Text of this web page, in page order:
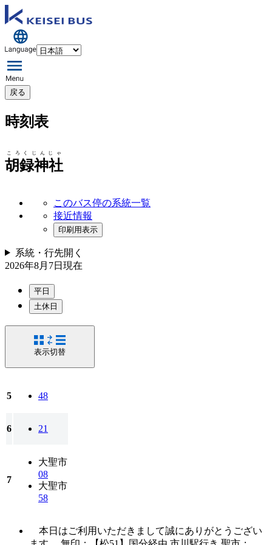
戻る
時刻表
胡録神社
ころくじんじゃ
このバス停の系統一覧
接近情報
印刷用表示
系統・行先開く
2026年8月7日 現在
平日
土休日
表示切替
5 48
6 21
7
大聖市
08
大聖市
58
本日はご利用いただきまして誠にありがとうござい